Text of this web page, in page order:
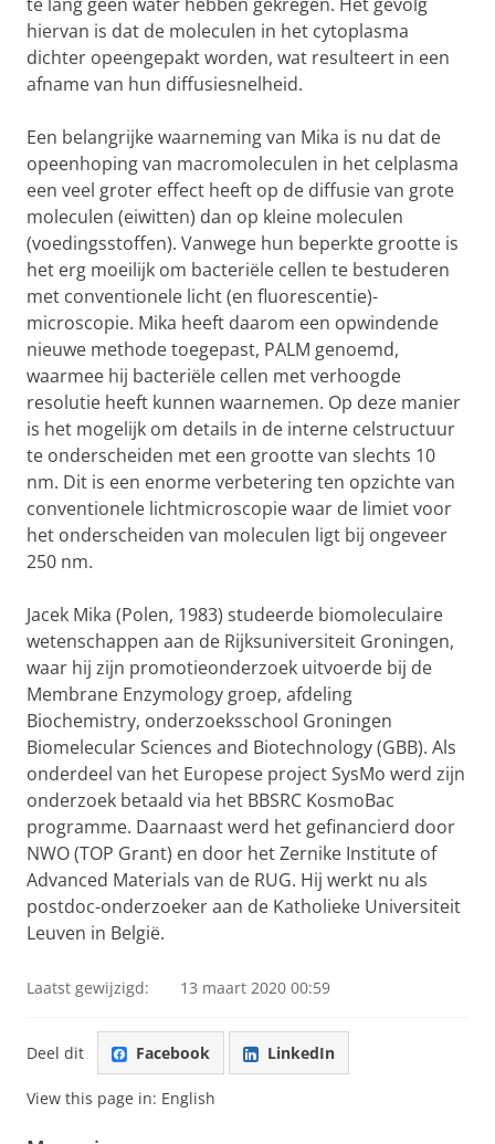
hiervan is dat de moleculen in het cytoplasma
dichter opeengepakt worden, wat resulteert in een
afname van hun diffusiesnelheid.
Een belangrijke waarneming van Mika is nu dat de
opeenhoping van macromoleculen in het celplasma
een veel groter effect heeft op de diffusie van grote
moleculen (eiwitten) dan op kleine moleculen
(voedingsstoffen). Vanwege hun beperkte grootte is
het erg moeilijk om bacteriële cellen te bestuderen
met conventionele licht (en fluorescentie)-
microscopie. Mika heeft daarom een opwindende
nieuwe methode toegepast, PALM genoemd,
waarmee hij bacteriële cellen met verhoogde
resolutie heeft kunnen waarnemen. Op deze manier
is het mogelijk om details in de interne celstructuur
te onderscheiden met een grootte van slechts 10
nm. Dit is een enorme verbetering ten opzichte van
conventionele lichtmicroscopie waar de limiet voor
het onderscheiden van moleculen ligt bij ongeveer
250 nm.
Jacek Mika (Polen, 1983) studeerde biomoleculaire
wetenschappen aan de Rijksuniversiteit Groningen,
waar hij zijn promotieonderzoek uitvoerde bij de
Membrane Enzymology groep, afdeling
Biochemistry, onderzoeksschool Groningen
Biomelecular Sciences and Biotechnology (GBB). Als
onderdeel van het Europese project SysMo werd zijn
onderzoek betaald via het BBSRC KosmoBac
programme. Daarnaast werd het gefinancierd door
NWO (TOP Grant) en door het Zernike Institute of
Advanced Materials van de RUG. Hij werkt nu als
postdoc-onderzoeker aan de Katholieke Universiteit
Leuven in België.
Laatst gewijzigd: 13 maart 2020 00:59
Deel dit Facebook LinkedIn
View this page in: English